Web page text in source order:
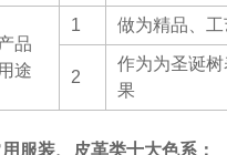
品
途
1 做为精品、
2
作为为圣诞
果
服装、皮革类十大色系：